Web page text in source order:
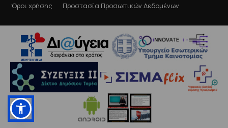
Όροι χρήσης Προστασία Προσωπικών Δεδομένων